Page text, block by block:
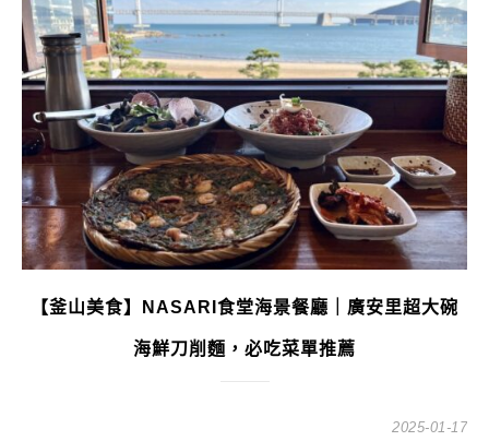
【釜山美食】NASARI食堂海景餐廳｜廣安里超大碗
海鮮刀削麵，必吃菜單推薦
2025-01-17